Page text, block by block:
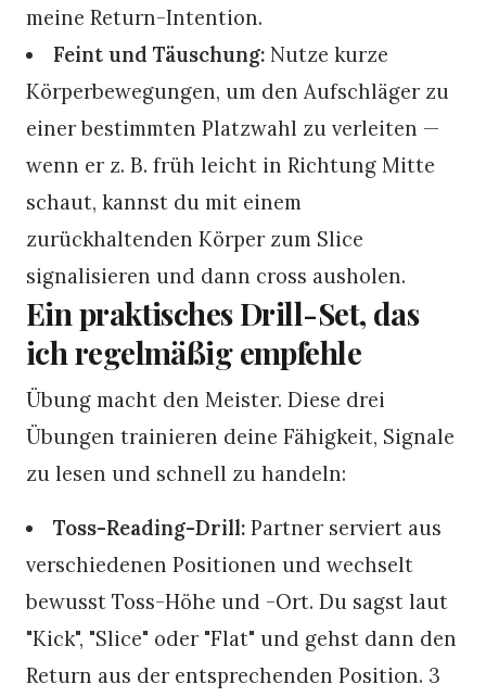
meine Return-Intention.
Feint und Täuschung: Nutze kurze
Körperbewegungen, um den Aufschläger zu
einer bestimmten Platzwahl zu verleiten —
wenn er z. B. früh leicht in Richtung Mitte
schaut, kannst du mit einem
zurückhaltenden Körper zum Slice
signalisieren und dann cross ausholen.
Ein praktisches Drill-Set, das
ich regelmäßig empfehle
Übung macht den Meister. Diese drei
Übungen trainieren deine Fähigkeit, Signale
zu lesen und schnell zu handeln:
Toss-Reading-Drill: Partner serviert aus
verschiedenen Positionen und wechselt
bewusst Toss-Höhe und -Ort. Du sagst laut
"Kick", "Slice" oder "Flat" und gehst dann den
Return aus der entsprechenden Position. 3